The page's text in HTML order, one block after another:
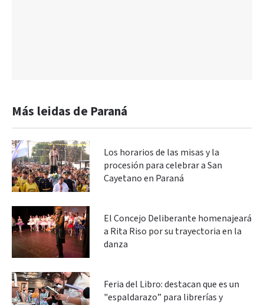
Más leidas de Paraná
Los horarios de las misas y la
procesión para celebrar a San
Cayetano en Paraná
El Concejo Deliberante homenajeará
a Rita Riso por su trayectoria en la
danza
Feria del Libro: destacan que es un
"espaldarazo” para librerías y